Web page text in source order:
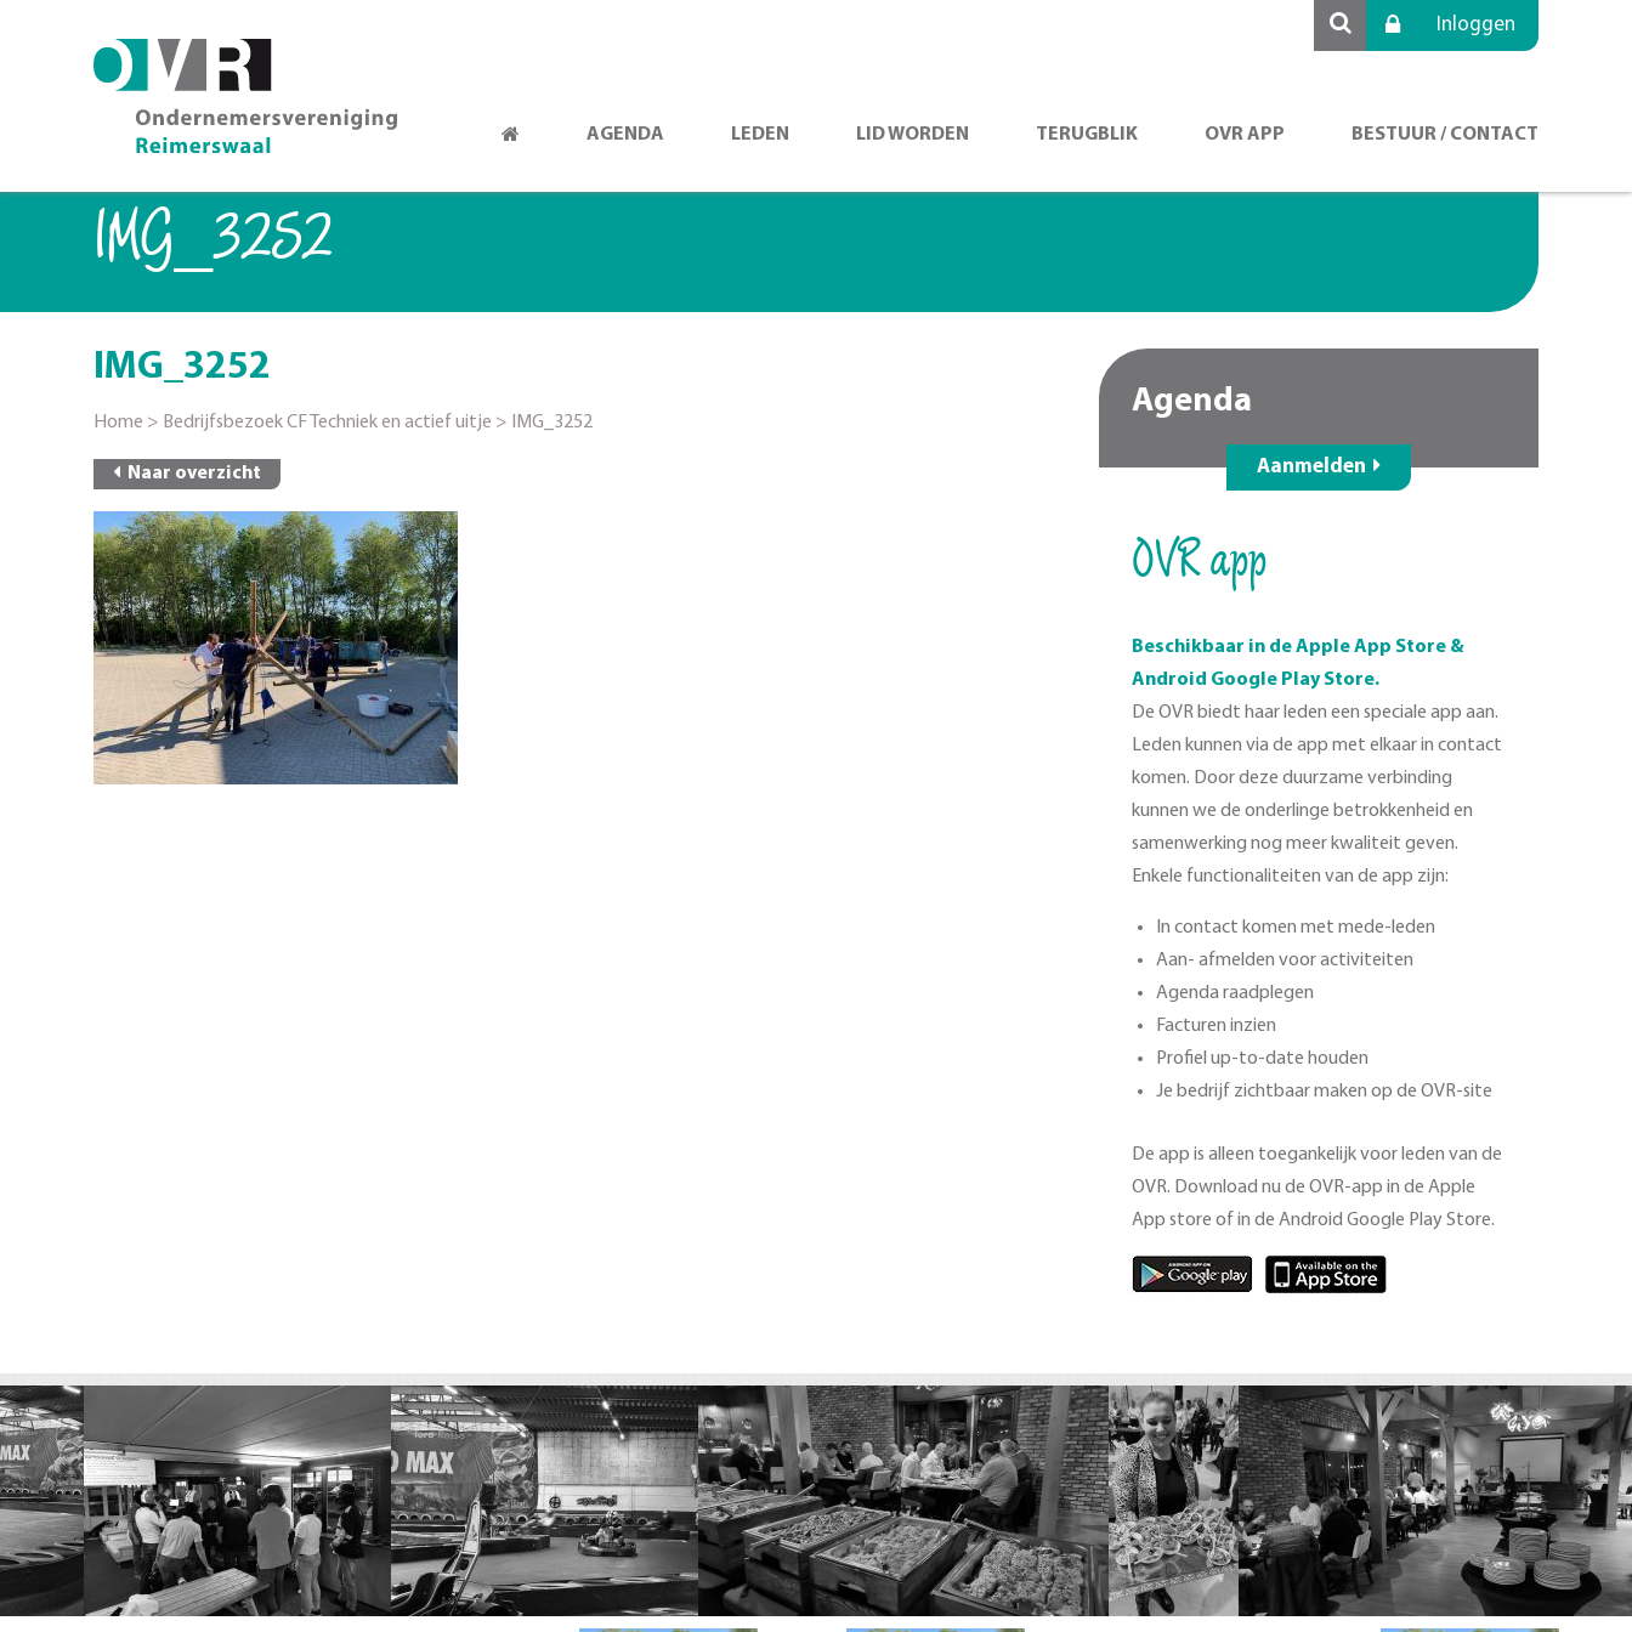
Inloggen
AGENDA LEDEN LID WORDEN TERUGBLIK OVR APP BESTUUR / CONTACT
IMG_3252
IMG_3252
Home > Bedrijfsbezoek CF Techniek en actief uitje > IMG_3252
Naar overzicht
Agenda
Aanmelden
OVR app
Beschikbaar in de Apple App Store &
Android Google Play Store.
De OVR biedt haar leden een speciale app aan.
Leden kunnen via de app met elkaar in contact
komen. Door deze duurzame verbinding
kunnen we de onderlinge betrokkenheid en
samenwerking nog meer kwaliteit geven.
Enkele functionaliteiten van de app zijn:
In contact komen met mede-leden
Aan- afmelden voor activiteiten
Agenda raadplegen
Facturen inzien
Profiel up-to-date houden
Je bedrijf zichtbaar maken op de OVR-site
De app is alleen toegankelijk voor leden van de
OVR. Download nu de OVR-app in de Apple
App store of in de Android Google Play Store.